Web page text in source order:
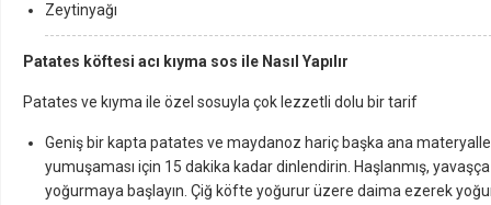
Zeytinyağı
Patates köftesi acı kıyma sos ile Nasıl Yapılır
Patates ve kıyma ile özel sosuyla çok lezzetli dolu bir tarif
Geniş bir kapta patates ve maydanoz hariç başka ana
yumuşaması için 15 dakika kadar dinlendirin. Haşlanmış,
yoğurmaya başlayın. Çiğ köfte yoğurur üzere daima ezerek